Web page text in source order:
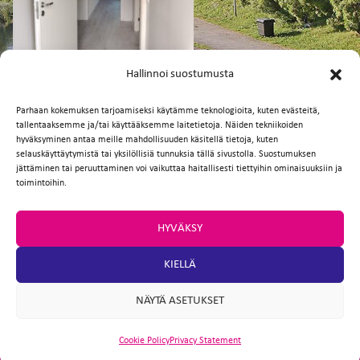
Hallinnoi suostumusta
Parhaan kokemuksen tarjoamiseksi käytämme teknologioita, kuten evästeitä,
tallentaaksemme ja/tai käyttääksemme laitetietoja. Näiden tekniikoiden
hyväksyminen antaa meille mahdollisuuden käsitellä tietoja, kuten
selauskäyttäytymistä tai yksilöllisiä tunnuksia tällä sivustolla. Suostumuksen
jättäminen tai peruuttaminen voi vaikuttaa haitallisesti tiettyihin ominaisuuksiin ja
toimintoihin.
HYVÄKSY
KIELLÄ
NÄYTÄ ASETUKSET
Cookie PolicyPrivacy Statement
Facebook
TwitterEmailWhatsApp